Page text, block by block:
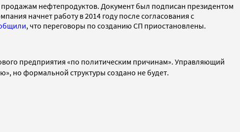
нефтепродуктов. Документ был подписан президентом
начнет работу в 2014 году после согласования с
, что переговоры по созданию СП приостановлены.
предприятия «по политическим причинам». Управляющий
но формальной структуры создано не будет.